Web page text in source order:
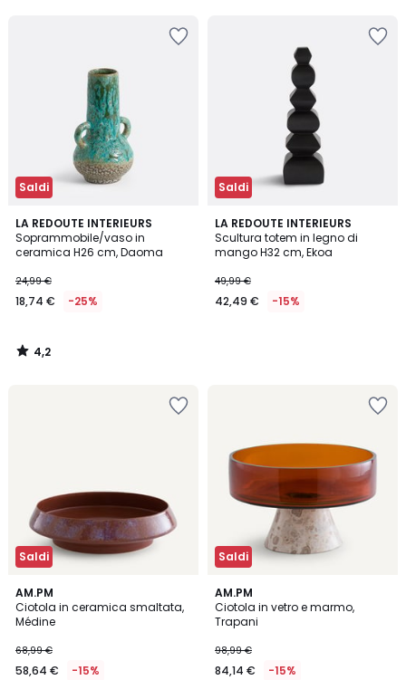
Saldi
LA REDOUTE INTERIEURS
Soprammobile/vaso in
ceramica H26 cm, Daoma
24,99 €
18,74 € -25%
4,2
/ 5
4,2
/
Saldi
LA REDOUTE INTERIEURS
Scultura totem in legno di
mango H32 cm, Ekoa
49,99 €
42,49 € -15%
Saldi
AM.PM
Ciotola in ceramica smaltata,
Médine
68,99 €
58,64 € -15%
4,4
/ 5
Saldi
AM.PM
Ciotola in vetro e marmo,
Trapani
98,99 €
84,14 € -15%
3,2
/ 5